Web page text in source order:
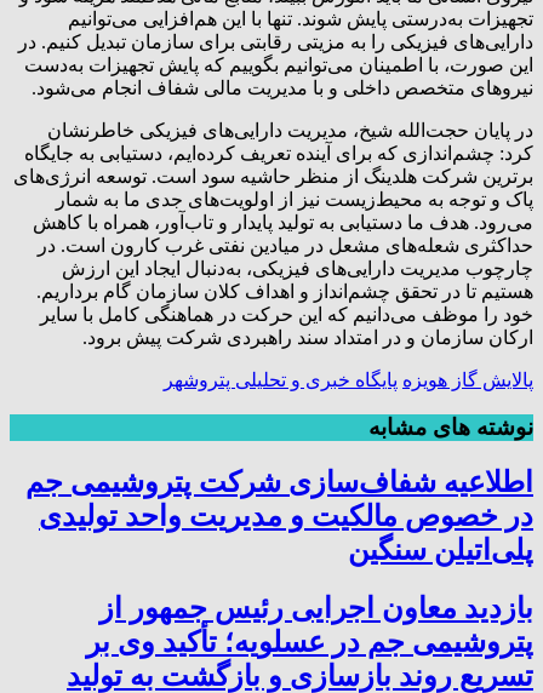
تجهیزات به‌درستی پایش شوند. تنها با این هم‌افزایی می‌توانیم
دارایی‌های فیزیکی را به مزیتی رقابتی برای سازمان تبدیل کنیم. در
این صورت، با اطمینان می‌توانیم بگوییم که پایش تجهیزات به‌دست
نیروهای متخصص داخلی و با مدیریت مالی شفاف انجام می‌شود.
در پایان حجت‌الله شیخ، مدیریت دارایی‌های فیزیکی خاطرنشان
کرد: چشم‌اندازی که برای آینده تعریف کرده‌ایم، دستیابی به جایگاه
برترین شرکت هلدینگ از منظر حاشیه سود است. توسعه انرژی‌های
پاک و توجه به محیط‌زیست نیز از اولویت‌های جدی ما به شمار
می‌رود. هدف ما دستیابی به تولید پایدار و تاب‌آور، همراه با کاهش
حداکثری شعله‌های مشعل در میادین نفتی غرب کارون است. در
چارچوب مدیریت دارایی‌های فیزیکی، به‌دنبال ایجاد این ارزش
هستیم تا در تحقق چشم‌انداز و اهداف کلان سازمان گام برداریم.
خود را موظف می‌دانیم که این حرکت در هماهنگی کامل با سایر
ارکان سازمان و در امتداد سند راهبردی شرکت پیش برود.
پالایش گاز هویزه پایگاه خبری و تحلیلی پتروشهر
نوشته های مشابه
اطلاعیه شفاف‌سازی شرکت پتروشیمی جم
در خصوص مالکیت و مدیریت واحد تولیدی
پلی‌اتیلن سنگین
بازدید معاون اجرایی رئیس جمهور از
پتروشیمی جم در عسلویه؛ تأکید وی بر
تسریع روند بازسازی و بازگشت به تولید